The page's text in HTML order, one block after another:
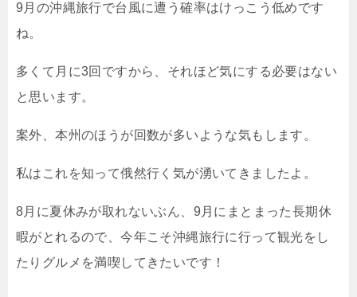
9月の沖縄旅行で台風に遭う確率はけっこう低めです
ね。
多くて月に3回ですから、それほど気にする必要はない
と思います。
案外、本州のほうが回数が多いような気もします。
私はこれを知って俄然行く気が湧いてきましたよ。
8月に夏休みが取れないぶん、9月にまとまった長期休
暇がとれるので、今年こそ沖縄旅行に行って観光をし
たりグルメを満喫してきたいです！